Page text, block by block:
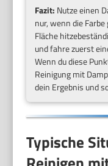
Fazit: Nutze einen
nur, wenn die
Fläche
und fahre zuerst
Wenn du diese
Reinigung mit
dein Ergebnis und
Typische